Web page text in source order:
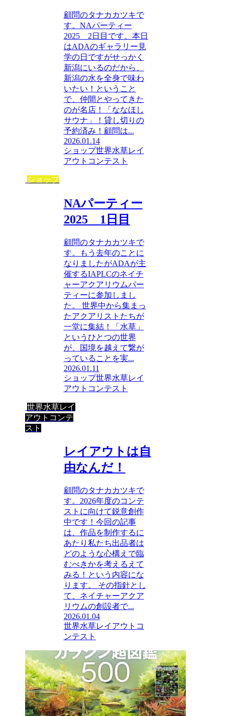
顧問のタナカカツキで
す。NAパーティー
2025 2日目です。本日
はADAのギャラリー見
学の日ですがせっかく
新潟にいるのだから、
新潟の水を全身で味わ
いたい！ということ
で、仲間とやってきた
のが名店！「ななほし
サウナ」！貸し切りの
予約済み！顧問は...
2026.01.14
ショップ世界水草レイ
アウトコンテスト
ショップ
NAパーティー
2025 1日目
顧問のタナカカツキで
す。もう去年のことに
なりましたがADAが主
催するIAPLCのネイチ
ャーアクアリウムパー
ティーに参加しまし
た。 世界中から集まっ
たアクアリストたちが
一堂に集結！「水草」
というひとつの世界
が、国境を越えて繋が
っていることを実...
2026.01.11
ショップ世界水草レイ
アウトコンテスト
世界水草レイ
アウトコンテ
スト
レイアウトは自
由なんだ！
顧問のタナカカツキで
す。2026年度のコンテ
ストに向けて鋭意創作
中です！今回の記事
は、作品を制作するに
あたり私たち出品者は
どのような心構えで臨
むべきかを考えるえて
みる！という内容にな
ります。 その指針とし
て、ネイチャーアクア
リウムの創設者で...
2026.01.04
世界水草レイアウトコ
ンテスト